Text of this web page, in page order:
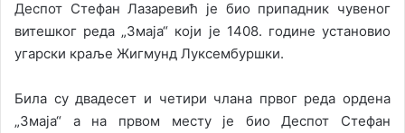
Деспот Стефан Лазаревић је био припадник чувеног
витешког реда „Змаја“ који је 1408. године установио
угарски краље Жигмунд Луксембуршки.
Била су двадесет и четири члана првог реда ордена
„Змаја“ а на првом месту је био Деспот Стефан